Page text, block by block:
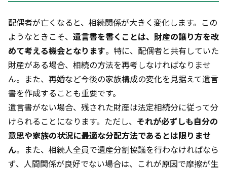
配偶者が亡くなると、相続関係が大きく変化します。この
ようなときこそ、 遺言書を書くことは、財産の譲り方を改
めて考える機会となります。特に、配偶者と共有していた
財産がある場合、相続の方法を再考しなければなりませ
ん。また、再婚など今後の家族構成の変化を見据えて遺言
書を作成することも重要です。
遺言書がない場合、残された財産は法定相続分に従って分
けられることになります。ただし、 それが必ずしも自分の
意思や家族の状況に最適な分配方法であるとは限りませ
ん。また、相続人全員で遺産分割協議を行わなければなら
ず、人間関係が良好でない場合は、これが原因で摩擦が生